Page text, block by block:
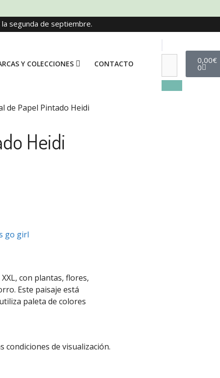
segunda de septiembre.
Y COLECCIONES CONTACTO 0,00€
0
de Papel Pintado Heidi
Heidi
go girl
con plantas, flores,
Este paisaje está
paleta de colores
condiciones de visualización.